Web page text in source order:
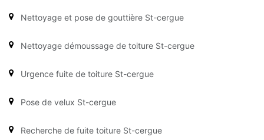
Nettoyage et pose de gouttière St-cergue
Nettoyage démoussage de toiture St-cergue
Urgence fuite de toiture St-cergue
Pose de velux St-cergue
Recherche de fuite toiture St-cergue